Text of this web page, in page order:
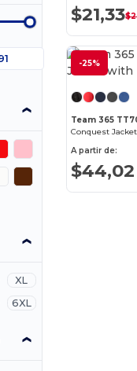
XL
6XL
$21,33
-25%
Team 365
Conquest
A partir de:
$44,02